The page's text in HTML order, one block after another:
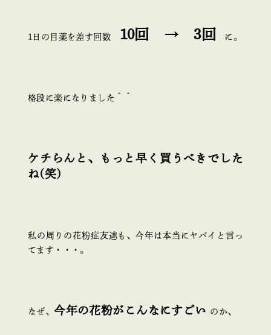
1日の目薬を差す回数 10回 → 3回 に。
格段に楽になりました＾＾
ケチらんと、もっと早く買うべきでした
ね(笑)
私の周りの花粉症友達も、今年は本当にヤバイと言っ
てます・・・。
なぜ、今年の花粉がこんなにすごい のか、